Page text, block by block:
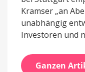
Kramser „an
unabhängig
Investoren und
Ganzen